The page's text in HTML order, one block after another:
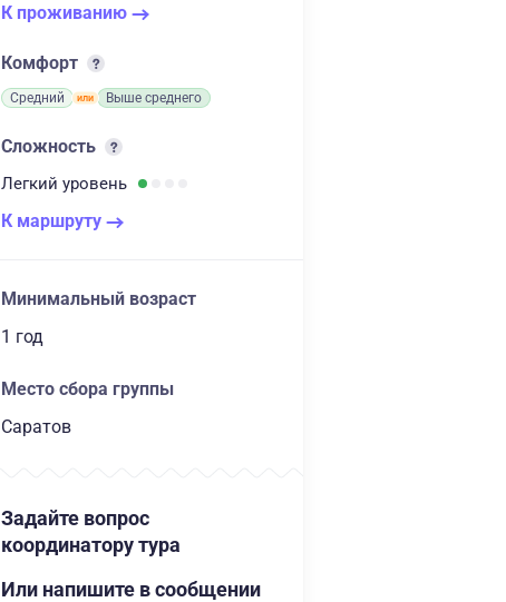
К проживанию
Комфорт
Средний Выше среднего
Сложность
Легкий уровень
К маршруту
Минимальный возраст
1 год
Место сбора группы
Саратов
Задайте вопрос
координатору тура
Или напишите в сообщении